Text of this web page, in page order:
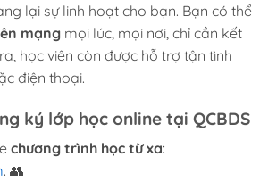
lại sự linh hoạt cho bạn. Bạn có thể
mạng mọi lúc, mọi nơi, chỉ cần kết
học viên còn được hỗ trợ tận tình
điện thoại.
ký lớp học online tại QCBDS
chương trình học từ xa:
. 👥